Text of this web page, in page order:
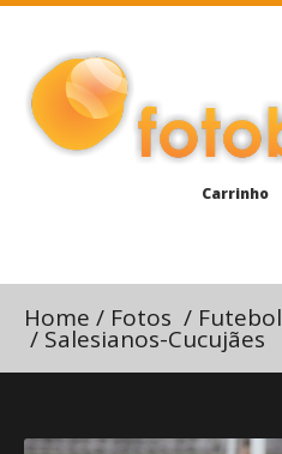
Carrinho
Home / Fotos / Futebol
/ Salesianos-Cucujães